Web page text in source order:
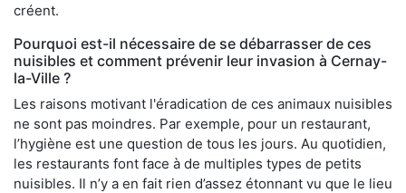
créent.
Pourquoi est-il nécessaire de se débarrasser de ces
nuisibles et comment prévenir leur invasion à Cernay-
la-Ville ?
Les raisons motivant l'éradication de ces animaux nuisibles
ne sont pas moindres. Par exemple, pour un restaurant,
l’hygiène est une question de tous les jours. Au quotidien,
les restaurants font face à de multiples types de petits
nuisibles. Il n’y a en fait rien d’assez étonnant vu que le lieu